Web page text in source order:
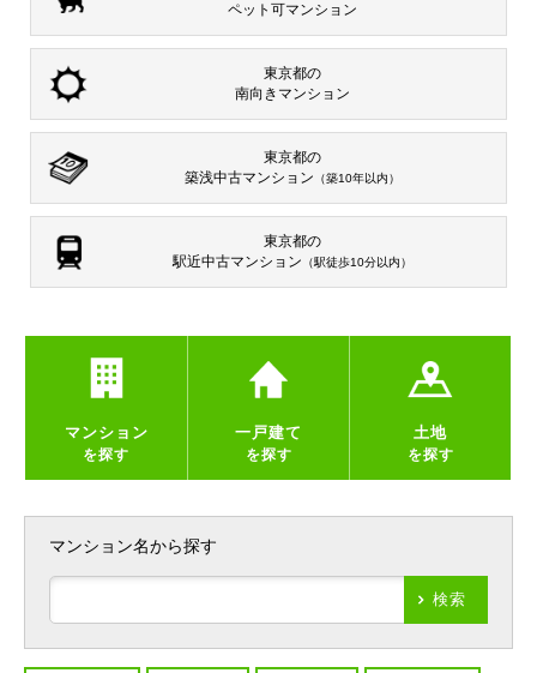
ペット可マンション
東京都の
南向き マンション
東京都の
築浅中古マンション （築10年以内）
東京都の
駅近中古マンション （駅徒歩10分以内）
マンション
を探す
一戸建て
を探す
土地
を探す
マンション名から探す
検索